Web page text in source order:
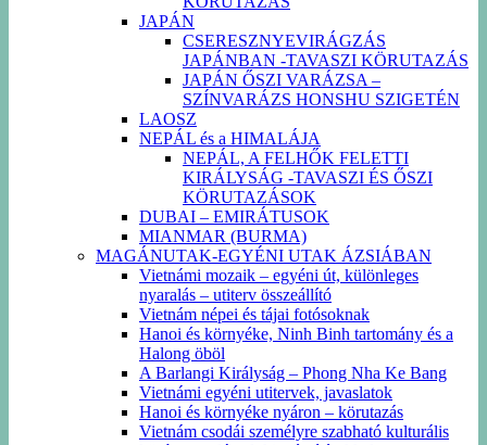
JAPÁN
CSERESZNYEVIRÁGZÁS
JAPÁNBAN -TAVASZI KÖRUTAZÁS
JAPÁN ŐSZI VARÁZSA –
SZÍNVARÁZS HONSHU SZIGETÉN
LAOSZ
NEPÁL és a HIMALÁJA
NEPÁL, A FELHŐK FELETTI
KIRÁLYSÁG -TAVASZI ÉS ŐSZI
KÖRUTAZÁSOK
DUBAI – EMIRÁTUSOK
MIANMAR (BURMA)
MAGÁNUTAK-EGYÉNI UTAK ÁZSIÁBAN
Vietnámi mozaik – egyéni út, különleges
nyaralás – utiterv összeállító
Vietnám népei és tájai fotósoknak
Hanoi és környéke, Ninh Binh tartomány és a
Halong öböl
A Barlangi Királyság – Phong Nha Ke Bang
Vietnámi egyéni utitervek, javaslatok
Hanoi és környéke nyáron – körutazás
Vietnám csodái személyre szabható kulturális